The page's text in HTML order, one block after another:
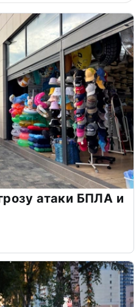
атаки БПЛА и